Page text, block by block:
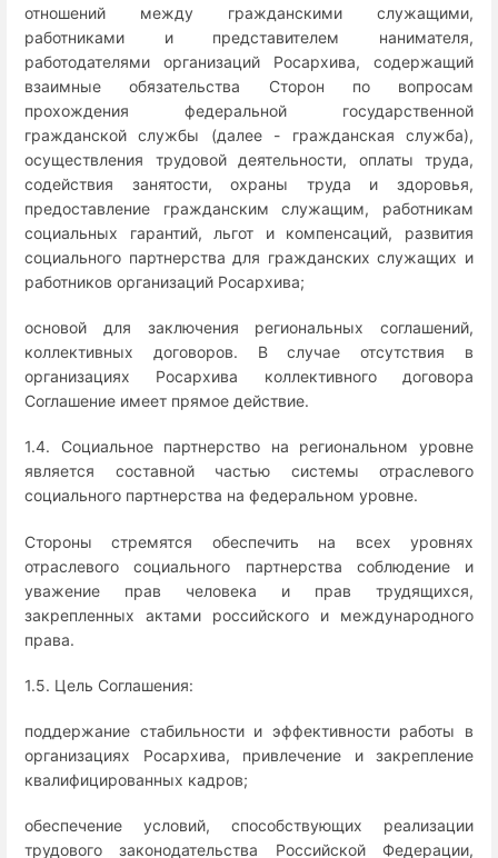
отношений между гражданскими служащими,
работниками и представителем нанимателя,
работодателями организаций Росархива, содержащий
взаимные обязательства Сторон по вопросам
прохождения федеральной государственной
гражданской службы (далее - гражданская служба),
осуществления трудовой деятельности, оплаты труда,
содействия занятости, охраны труда и здоровья,
предоставление гражданским служащим, работникам
социальных гарантий, льгот и компенсаций, развития
социального партнерства для гражданских служащих и
работников организаций Росархива;
основой для заключения региональных соглашений,
коллективных договоров. В случае отсутствия в
организациях Росархива коллективного договора
Соглашение имеет прямое действие.
1.4. Социальное партнерство на региональном уровне
является составной частью системы отраслевого
социального партнерства на федеральном уровне.
Стороны стремятся обеспечить на всех уровнях
отраслевого социального партнерства соблюдение и
уважение прав человека и прав трудящихся,
закрепленных актами российского и международного
права.
1.5. Цель Соглашения:
поддержание стабильности и эффективности работы в
организациях Росархива, привлечение и закрепление
квалифицированных кадров;
обеспечение условий, способствующих реализации
трудового законодательства Российской Федерации,